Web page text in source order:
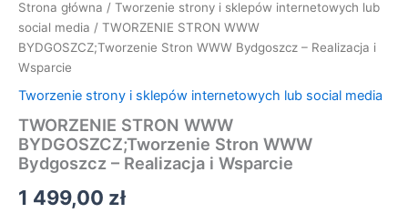
Strona główna / Tworzenie strony i sklepów internetowych lub
social media / TWORZENIE STRON WWW
BYDGOSZCZ;Tworzenie Stron WWW Bydgoszcz – Realizacja i
Wsparcie
Tworzenie strony i sklepów internetowych lub social media
TWORZENIE STRON WWW
BYDGOSZCZ;Tworzenie Stron WWW
Bydgoszcz – Realizacja i Wsparcie
1 499,00 zł